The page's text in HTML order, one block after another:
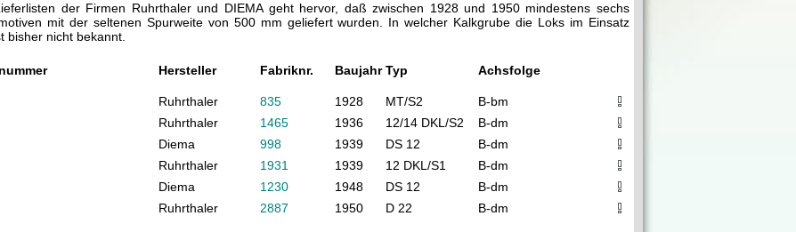
der Firmen Ruhrthaler und DIEMA geht hervor, daß zwischen 1928 und 1950 mindestens sechs
mit der seltenen Spurweite von 500 mm geliefert wurden. In welcher Kalkgrube die Loks im Einsatz
bisher nicht bekannt.
Hersteller Fabriknr. Baujahr Typ Achsfolge
Ruhrthaler 835 1928 MT/S2
B-bm
Ruhrthaler 1465 1936 12/14 DKL/S2
B-dm
Diema 998 1939 DS 12
B-dm
Ruhrthaler 1931 1939 12 DKL/S1
B-dm
Diema 1230 1948 DS 12
B-dm
Ruhrthaler 2887 1950 D 22 B-dm